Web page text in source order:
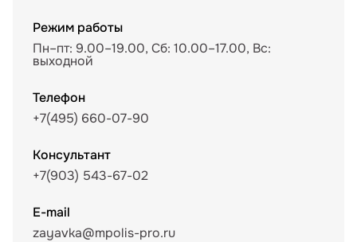
Режим работы
Пн–пт: 9.00–19.00, Сб: 10.00–17.00, Вс:
выходной
Телефон
+7(495) 660-07-90
Консультант
+7(903) 543-67-02
E-mail
zayavka@mpolis-pro.ru